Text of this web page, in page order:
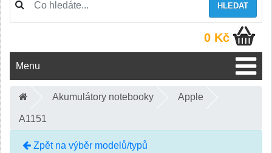
HLEDAT
0 Kč
Menu
Akumulátory notebooky Apple
A1151
Zpět na výběr modelů/typů